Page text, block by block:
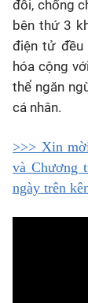
đổi, chống
bên thứ 3
điện tử đều
hóa cộng
thể ngăn
cá nhân.
>>> Xin
và Chương
ngày trên